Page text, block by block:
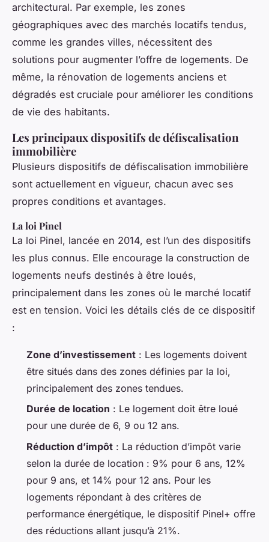
architectural. Par exemple, les zones
géographiques avec des marchés locatifs tendus,
comme les grandes villes, nécessitent des
solutions pour augmenter l’offre de logements. De
même, la rénovation de logements anciens et
dégradés est cruciale pour améliorer les conditions
de vie des habitants.
Les principaux dispositifs de défiscalisation
immobilière
Plusieurs dispositifs de défiscalisation immobilière
sont actuellement en vigueur, chacun avec ses
propres conditions et avantages.
La loi Pinel
La loi Pinel, lancée en 2014, est l’un des dispositifs
les plus connus. Elle encourage la construction de
logements neufs destinés à être loués,
principalement dans les zones où le marché locatif
est en tension. Voici les détails clés de ce dispositif
:
Zone d’investissement : Les logements doivent
être situés dans des zones définies par la loi,
principalement des zones tendues.
Durée de location : Le logement doit être loué
pour une durée de 6, 9 ou 12 ans.
Réduction d’impôt : La réduction d’impôt varie
selon la durée de location : 9% pour 6 ans, 12%
pour 9 ans, et 14% pour 12 ans. Pour les
logements répondant à des critères de
performance énergétique, le dispositif Pinel+ offre
des réductions allant jusqu’à 21%.